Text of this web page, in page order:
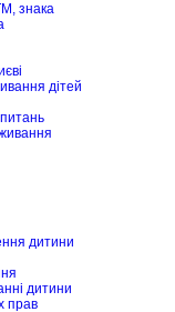
знака
дітей
дитини
дитини
прав